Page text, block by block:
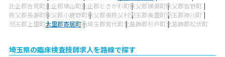
比企郡吉見町比企郡鳩山町比企郡ときがわ町秩父郡横瀬町秩父郡皆野町
秩父郡長瀞町秩父郡小鹿野町秩父郡東秩父村児玉郡美里町児玉郡神川町
児玉郡上里町大里郡寄居町南埼玉郡宮代町北葛飾郡杉戸町北葛飾郡松伏町
埼玉県の臨床検査技師求人を路線で探す